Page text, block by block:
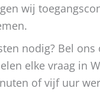
wij
nodig? Bel
elke vraag in
of vijf uur